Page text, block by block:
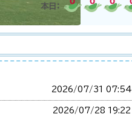
2026/07/31 07:54
2026/07/28 19:22
本日：